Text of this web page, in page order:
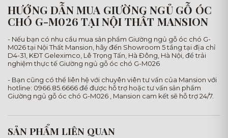
HƯỚNG DẪN MUA GIƯỜNG NGỦ GỖ ÓC
CHÓ G-M026 TẠI NỘI THẤT MANSION
- Nếu bạn có nhu cầu mua sản phẩm Giường ngủ gỗ óc chó G-
M026 tại Nội Thất Mansion, hãy đến Showroom 5 tầng tại địa chỉ
D4-31, KĐT Geleximco, Lê Trọng Tấn, Hà Đông, Hà Nội, để trải
nghiệm thực tế Giường ngủ gỗ óc chó G-M026
- Bạn cũng có thể liên hệ với chuyên viên tư vấn của Mansion với
hotline: 0966.85.6666 để được hỗ trợ hoặc tư vấn sản phẩm
Giường ngủ gỗ óc chó G-M026 , Mansion cam kết sẽ hỗ trợ 24/7.
SẢN PHẨM LIÊN QUAN